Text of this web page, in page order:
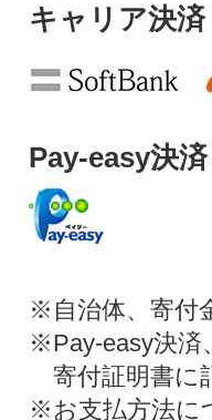
キャリア決済
Pay-easy決済
※自治体、寄付
※Pay-easy決済
寄付証明書に
※お支払方法に